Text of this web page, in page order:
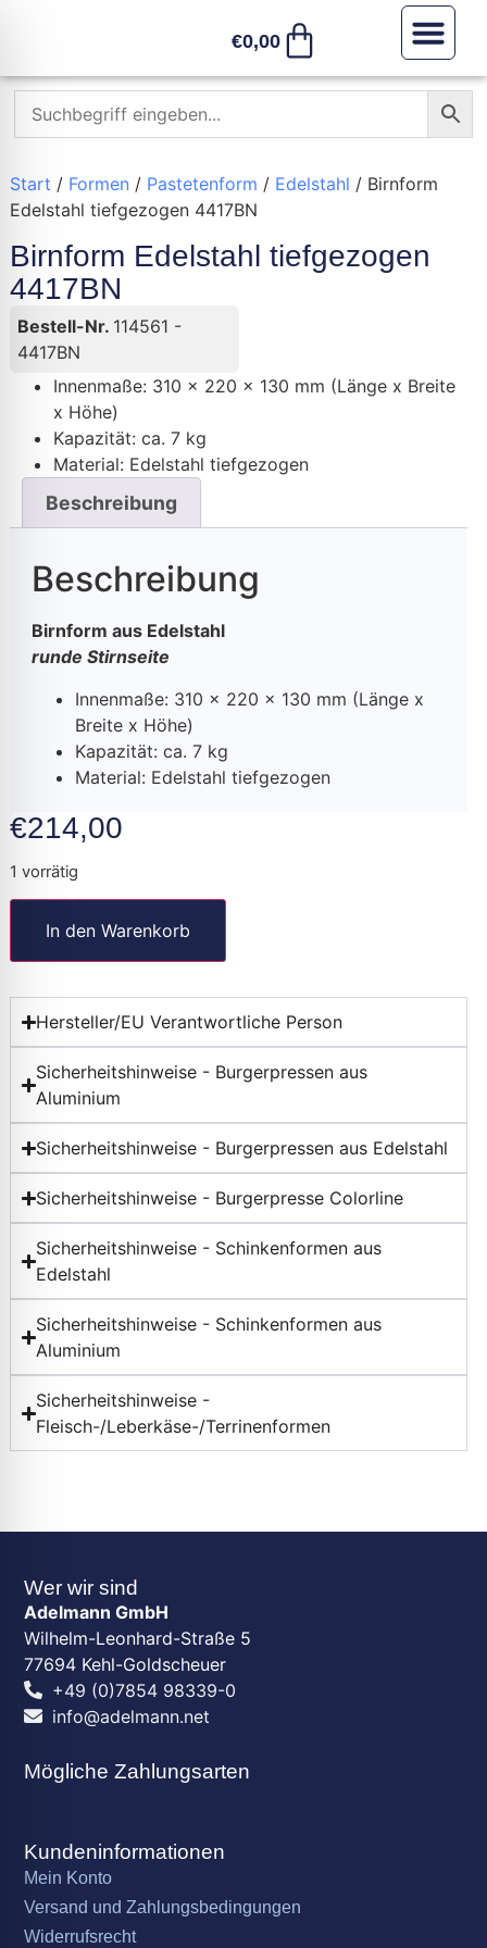
€0,00
Start / Formen / Pastetenform / Edelstahl / Birnform
Edelstahl tiefgezogen 4417BN
Birnform Edelstahl tiefgezogen
4417BN
Bestell-Nr. 114561 -
4417BN
Innenmaße: 310 x 220 x 130 mm (Länge x Breite
x Höhe)
Kapazität: ca. 7 kg
Material: Edelstahl tiefgezogen
Beschreibung
Beschreibung
Birnform aus Edelstahl
runde Stirnseite
Innenmaße: 310 x 220 x 130 mm (Länge x
Breite x Höhe)
Kapazität: ca. 7 kg
Material: Edelstahl tiefgezogen
€214,00
1 vorrätig
In den Warenkorb
Hersteller/EU Verantwortliche Person
Sicherheitshinweise - Burgerpressen aus
Aluminium
Sicherheitshinweise - Burgerpressen aus Edelstahl
Sicherheitshinweise - Burgerpresse Colorline
Sicherheitshinweise - Schinkenformen aus
Edelstahl
Sicherheitshinweise - Schinkenformen aus
Aluminium
Sicherheitshinweise -
Fleisch-/Leberkäse-/Terrinenformen
Wer wir sind
Adelmann GmbH
Wilhelm-Leonhard-Straße 5
77694 Kehl-Goldscheuer
+49 (0)7854 98339-0
info@adelmann.net
Mögliche Zahlungsarten
Kundeninformationen
Mein Konto
Versand und Zahlungsbedingungen
Widerrufsrecht